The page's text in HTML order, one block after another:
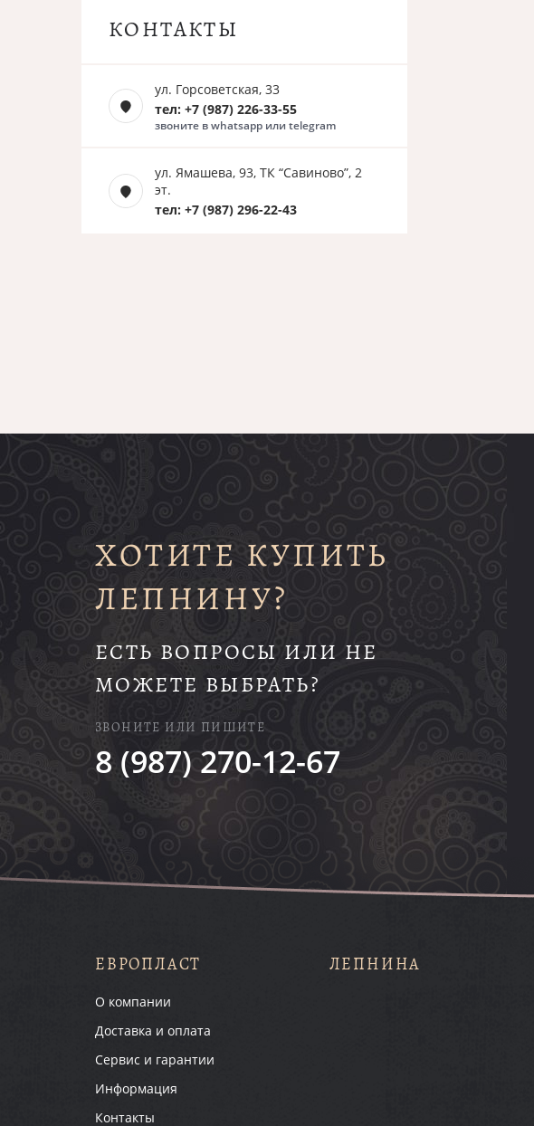
КОНТАКТЫ
ул. Горсоветская, 33
тел: +7 (987) 226-33-55
звоните в whatsapp или telegram
ул. Ямашева, 93, ТК “Савиново”, 2
эт.
тел: +7 (987) 296-22-43
ХОТИТЕ КУПИТЬ
ЛЕПНИНУ?
ЕСТЬ ВОПРОСЫ ИЛИ НЕ
МОЖЕТЕ ВЫБРАТЬ?
ЗВОНИТЕ ИЛИ ПИШИТЕ
8 (987) 270-12-67
ЕВРОПЛАСТ
О компании
Доставка и оплата
Сервис и гарантии
Информация
Контакты
ЛЕПНИНА